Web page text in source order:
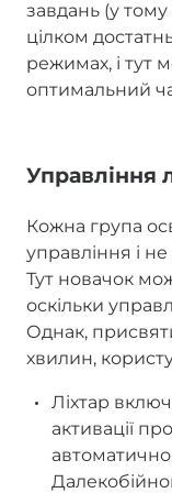
завдань (у тому
цілком
режимах, і тут
оптимальний
Управління
Кожна група
управління і
Тут новачок
оскільки
Однак,
хвилин,
Ліхтар
активації